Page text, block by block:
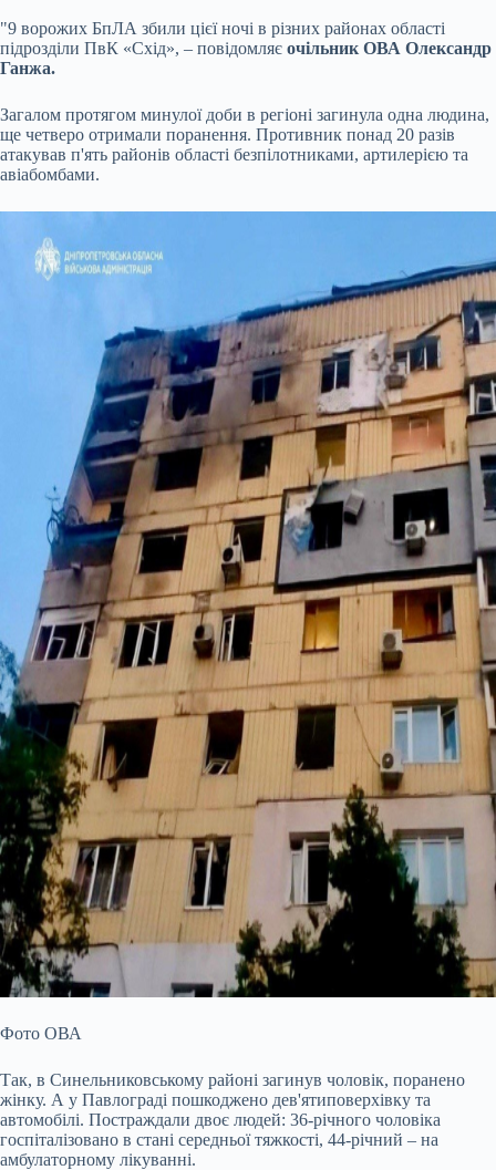
"9 ворожих БпЛА збили цієї ночі в різних районах області
підрозділи ПвК «Схід», – повідомляє очільник ОВА Олександр
Ганжа.
Загалом протягом минулої доби в регіоні загинула одна людина,
ще четверо отримали поранення. Противник понад 20 разів
атакував п'ять районів області безпілотниками, артилерією та
авіабомбами.
Фото ОВА
Так, в Синельниковському районі загинув чоловік, поранено
жінку. А у Павлограді пошкоджено дев'ятиповерхівку та
автомобілі. Постраждали двоє людей: 36-річного чоловіка
госпіталізовано в стані середньої тяжкості, 44-річний – на
амбулаторному лікуванні.